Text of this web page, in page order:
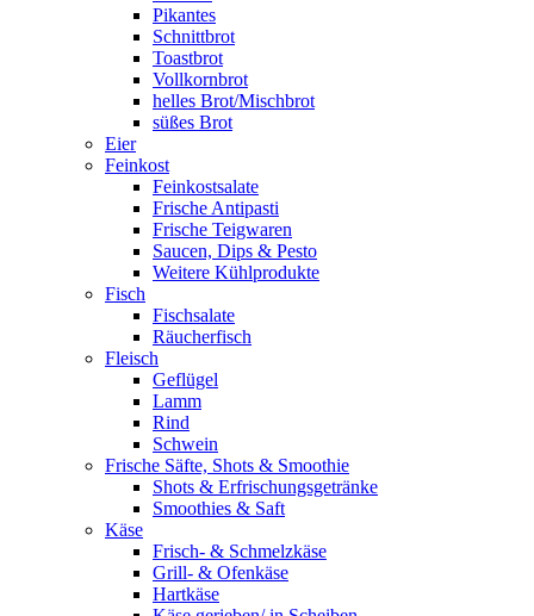
Pikantes
Schnittbrot
Toastbrot
Vollkornbrot
helles Brot/Mischbrot
süßes Brot
Eier
Feinkost
Feinkostsalate
Frische Antipasti
Frische Teigwaren
Saucen, Dips & Pesto
Weitere Kühlprodukte
Fisch
Fischsalate
Räucherfisch
Fleisch
Geflügel
Lamm
Rind
Schwein
Frische Säfte, Shots & Smoothie
Shots & Erfrischungsgetränke
Smoothies & Saft
Käse
Frisch- & Schmelzkäse
Grill- & Ofenkäse
Hartkäse